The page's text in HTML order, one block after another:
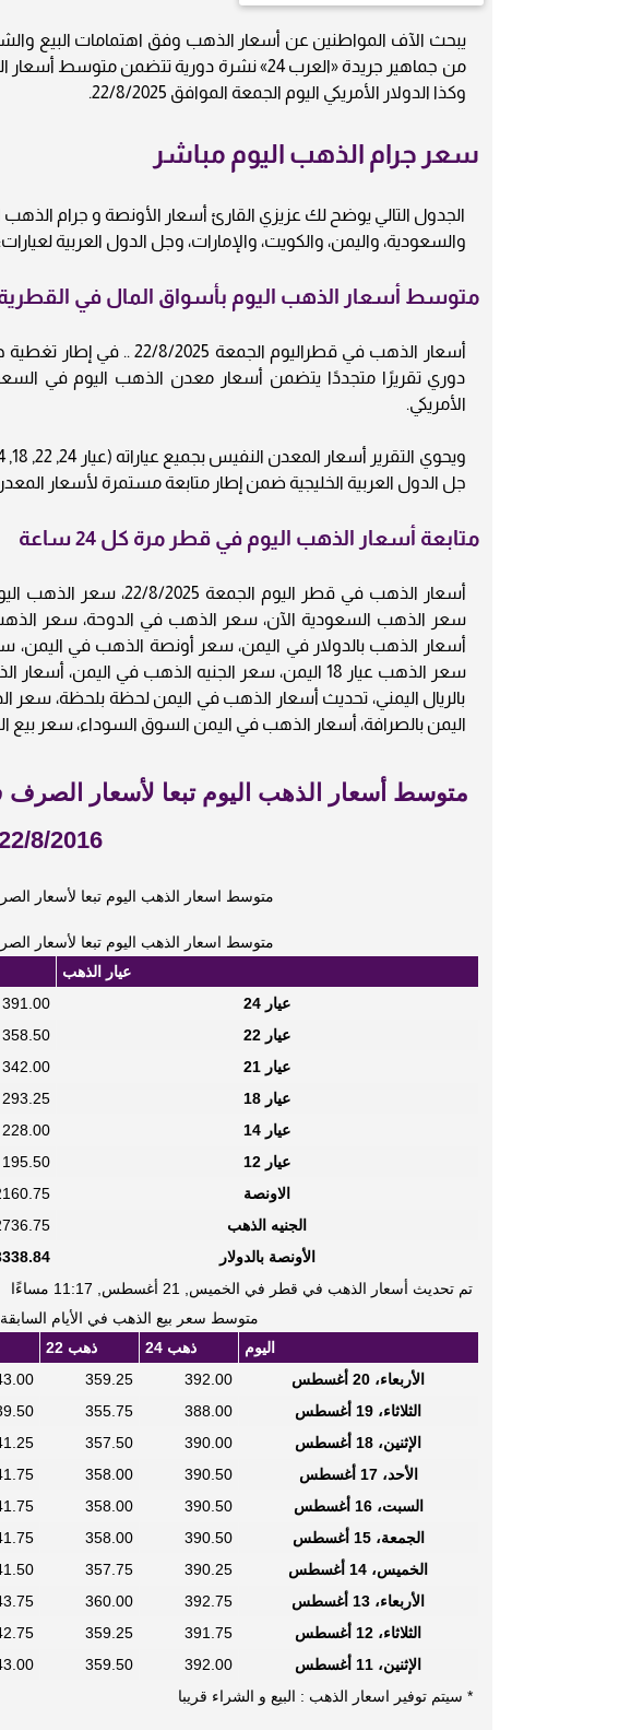
يبحث الآف المواطنين عن أسعار الذهب وفق اهتمامات البيع
من جماهير جريدة «العرب 24» نشرة دورية
وكذا الدولار الأمريكي اليوم الجمعة الموافق 22/8/2025.
سعر جرام الذهب اليوم مباشر
الجدول التالي يوضح لك عزيزي القارئ أسعار الأونصة و جرام
والسعودية، واليمن، والكويت، والإمارات، وجل الدول العربية لعيارات: 18, 20, 21, 22 و 24 قيراط.
متوسط أسعار الذهب اليوم بأسواق المال في القطرية
دوري تقريرًا متجددًا يتضمن أسعار معدن الذهب اليوم في
الأمريكي.
جل الدول العربية الخليجية ضمن إطار متابعة مستمرة لأسعار
متابعة أسعار الذهب اليوم في قطر مرة كل 24 ساعة
أسعار الذهب في قطر
سعر الذهب السعودية الآن، سعر الذهب في الدوحة، سعر
سعر الذهب عيار 18 اليمن، سعر الجنيه الذهب في
بالريال اليمني، تحديث أسعار الذهب في اليمن لحظة بلحظة، سعر
اليمن بالصرافة، أسعار الذهب في اليمن السوق السوداء، سعر بيع
متوسط أسعار الذهب اليوم تبعا لأسعار الصرف
8/2016
متوسط اسعار الذهب اليوم تبعا لأسعار
متوسط اسعار الذهب اليوم تبعا لأسعار
عيار الذهب
عيار 24
391.00 ريال
عيار 22
358.50 ريال
عيار 21
342.00 ريال
عيار 18
293.25 ريال
عيار 14
228.00 ريال
عيار 12
195.50 ريال
الاونصة
12160.75
الجنيه الذهب
2736.75
الأونصة بالدولار
تم تحديث أسعار الذهب في قطر في الخميس, 21 أغسطس, 11:17 مساءًا
متوسط سعر بيع الذهب في الأيام
اليوم
ذهب 24 ذهب 22
الأربعاء، 20 أغسطس
392.00
359.25
الثلاثاء، 19 أغسطس
388.00
355.75
الإثنين، 18 أغسطس
390.00
357.50
الأحد، 17 أغسطس
390.50
358.00
السبت، 16 أغسطس
390.50
358.00
الجمعة، 15 أغسطس
390.50
358.00
الخميس، 14 أغسطس
390.25
357.75
الأربعاء، 13 أغسطس
392.75
360.00
الثلاثاء، 12 أغسطس
391.75
359.25
الإثنين، 11 أغسطس
392.00
359.50
* سيتم توفير اسعار الذهب : البيع و الشراء قريبا